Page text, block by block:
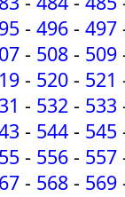
- 496 - 497
- 508 - 509
- 520 - 521
- 532 - 533
- 544 - 545
- 556 - 557
- 568 - 569